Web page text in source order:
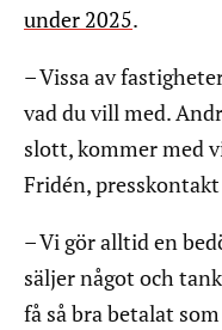
under 2025.
– Vissa av
vad du vill med.
slott, kommer med
Fridén,
– Vi gör alltid en
säljer något och
få så bra betalat